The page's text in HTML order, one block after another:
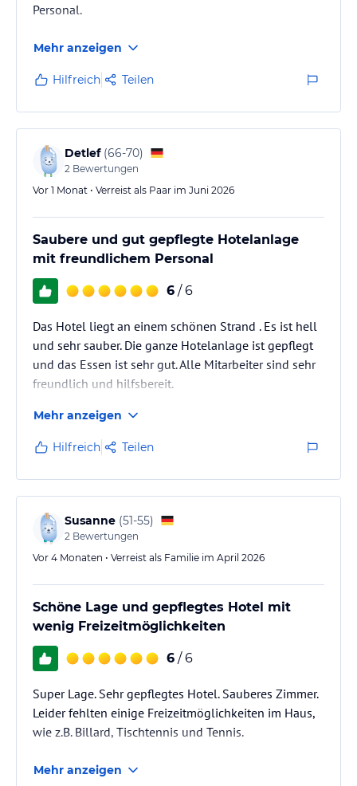
Personal.
Mehr anzeigen
Hilfreich Teilen
Detlef (66-70)
2 Bewertungen
Vor 1 Monat • Verreist als Paar im Juni 2026
Saubere und gut gepflegte Hotelanlage
mit freundlichem Personal
6 / 6
Das Hotel liegt an einem schönen Strand . Es ist hell
und sehr sauber. Die ganze Hotelanlage ist gepflegt
und das Essen ist sehr gut. Alle Mitarbeiter sind sehr
freundlich und hilfsbereit.
Mehr anzeigen
Hilfreich Teilen
Susanne (51-55)
2 Bewertungen
Vor 4 Monaten • Verreist als Familie im April 2026
Schöne Lage und gepflegtes Hotel mit
wenig Freizeitmöglichkeiten
6 / 6
Super Lage. Sehr gepflegtes Hotel. Sauberes Zimmer.
Leider fehlten einige Freizeitmöglichkeiten im Haus,
wie z.B. Billard, Tischtennis und Tennis.
Mehr anzeigen